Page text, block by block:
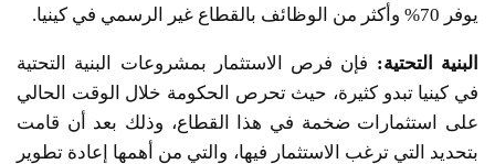
يوفر 70% وأكثر من الوظائف بالقطاع غير الرسمي في كينيا.
البنية التحتية: فإن فرص الاستثمار بمشروعات البنية التحتية
في كينيا تبدو كثيرة، حيث تحرص الحكومة خلال الوقت الحالي
على استثمارات ضخمة في هذا القطاع، وذلك بعد أن قامت
بتحديد التي ترغب الاستثمار فيها، والتي من أهمها إعادة تطوير